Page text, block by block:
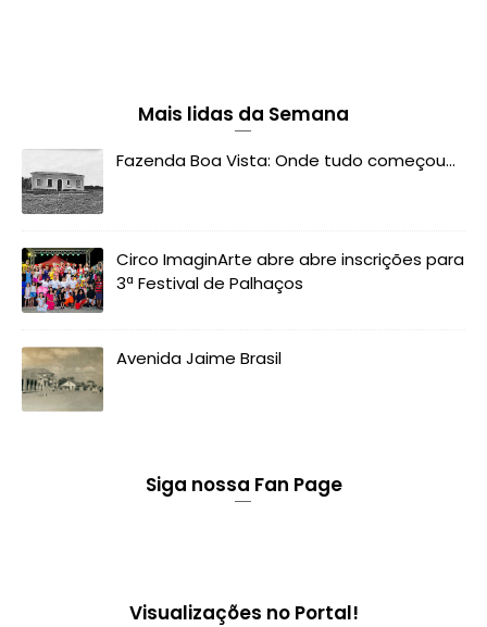
Mais lidas da Semana
Fazenda Boa Vista: Onde tudo começou...
Circo ImaginArte abre abre inscrições para
3ª Festival de Palhaços
Avenida Jaime Brasil
Siga nossa Fan Page
Visualizações no Portal!